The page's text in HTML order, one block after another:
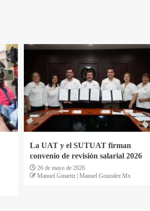
La UAT y el SUTUAT firman
convenio de revisión salarial 2026
26 de mayo de 2026
Manuel Gmarttz | Manuel Gonzalez Mx